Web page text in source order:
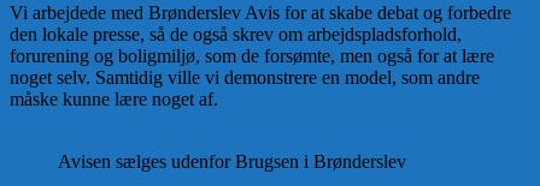
Vi arbejdede med Brønderslev Avis for at skabe debat og forbedre
den lokale presse, så de også skrev om arbejdspladsforhold,
forurening og boligmiljø, som de forsømte, men også for at lære
noget selv. Samtidig ville vi demonstrere en model, som andre
måske kunne lære noget af.
Avisen sælges udenfor Brugsen i Brønderslev